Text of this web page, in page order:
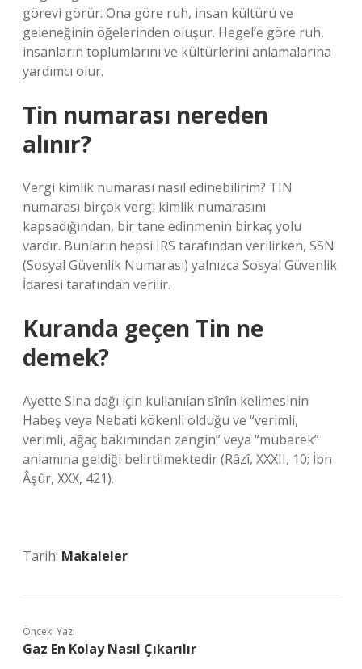
görevi görür. Ona göre ruh, insan kültürü ve
geleneğinin öğelerinden oluşur. Hegel’e göre ruh,
insanların toplumlarını ve kültürlerini anlamalarına
yardımcı olur.
Tin numarası nereden
alınır?
Vergi kimlik numarası nasıl edinebilirim? TIN
numarası birçok vergi kimlik numarasını
kapsadığından, bir tane edinmenin birkaç yolu
vardır. Bunların hepsi IRS tarafından verilirken, SSN
(Sosyal Güvenlik Numarası) yalnızca Sosyal Güvenlik
İdaresi tarafından verilir.
Kuranda geçen Tin ne
demek?
Ayette Sina dağı için kullanılan sînîn kelimesinin
Habeş veya Nebati kökenli olduğu ve “verimli,
verimli, ağaç bakımından zengin” veya “mübarek”
anlamına geldiği belirtilmektedir (Râzî, XXXII, 10; İbn
Âşûr, XXX, 421).
Tarih: Makaleler
Önceki Yazı
Gaz En Kolay Nasıl Çıkarılır